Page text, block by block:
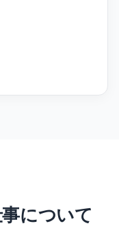
について